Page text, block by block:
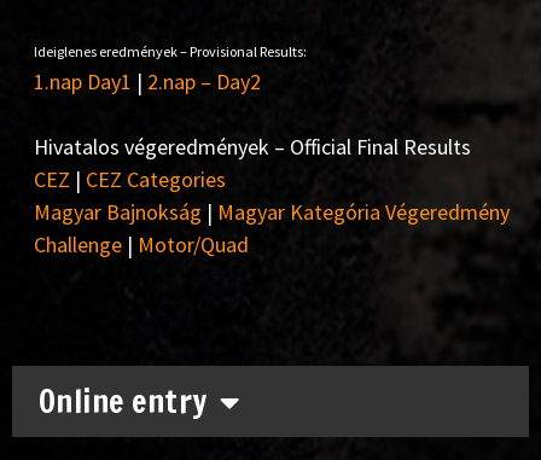
Online entry
Ideiglenes eredmények – Provisional Results:
1.nap Day1 | 2.nap – Day2
Hivatalos végeredmények – Official Final Results
CEZ | CEZ Categories
Magyar Bajnokság | Magyar Kategória Végeredmény
Challenge | Motor/Quad